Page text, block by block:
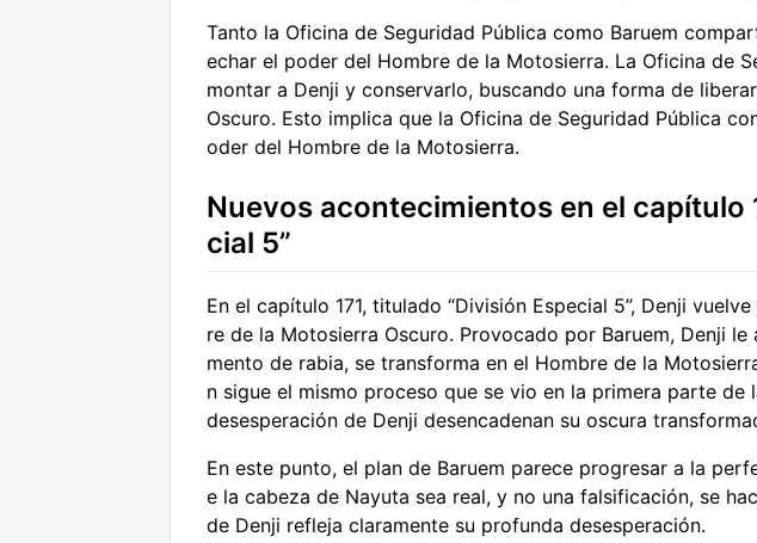
Tanto la Oficina de Seguridad Pública como Baruem
echar el poder del Hombre de la Motosierra. La Oficina de
montar a Denji y conservarlo, buscando una forma de
Oscuro. Esto implica que la Oficina de Seguridad Pública
oder del Hombre de la Motosierra.
Nuevos acontecimientos en el capítulo
cial 5”
En el capítulo 171, titulado “División Especial 5”, Denji
re de la Motosierra Oscuro. Provocado por Baruem, Denji le
mento de rabia, se transforma en el Hombre de la
n sigue el mismo proceso que se vio en la primera parte de
desesperación de Denji desencadenan su oscura
En este punto, el plan de Baruem parece progresar a la
e la cabeza de Nayuta sea real, y no una falsificación, se
de Denji refleja claramente su profunda desesperación.